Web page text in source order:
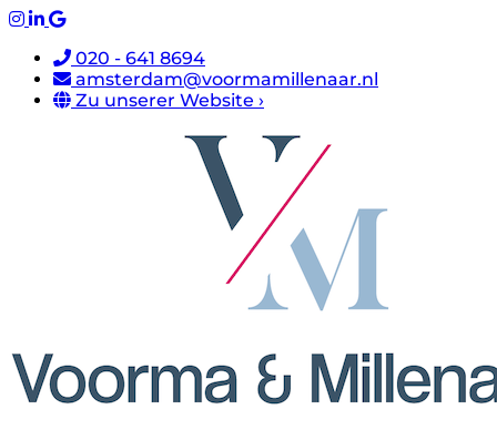
020 - 641 8694
amsterdam@voormamillenaar.nl
Zu unserer Website ›